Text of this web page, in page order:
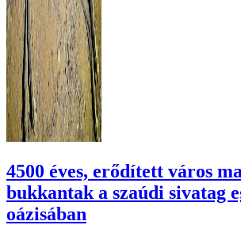
4500 éves, erődített város
bukkantak a szaúdi sivatag
oázisában